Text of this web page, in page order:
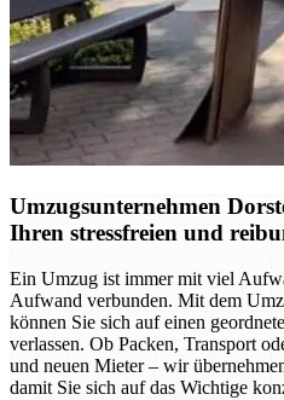
Umzugsunternehmen
Ihren stressfreien und
Ein Umzug ist immer mit viel
Aufwand verbunden. Mit dem
können Sie sich auf einen
verlassen. Ob Packen, Transport
und neuen Mieter – wir
damit Sie sich auf das Wichtige